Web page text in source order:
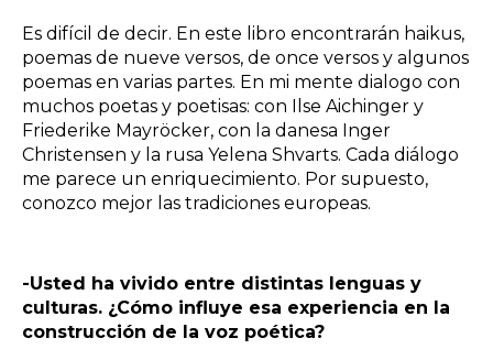
Es difícil de decir. En este libro encontrarán haikus,
poemas de nueve versos, de once versos y algunos
poemas en varias partes. En mi mente dialogo con
muchos poetas y poetisas: con Ilse Aichinger y
Friederike Mayröcker, con la danesa Inger
Christensen y la rusa Yelena Shvarts. Cada diálogo
me parece un enriquecimiento. Por supuesto,
conozco mejor las tradiciones europeas.
-Usted ha vivido entre distintas lenguas y
culturas. ¿Cómo influye esa experiencia en la
construcción de la voz poética?